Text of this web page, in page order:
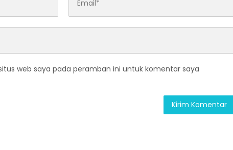
web saya pada peramban ini untuk komentar saya